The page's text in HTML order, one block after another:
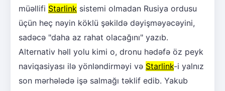
müəllifi Starlink sistemi olmadan Rusiya ordusu
üçün heç nəyin köklü şəkildə dəyişməyəcəyini,
sadəcə "daha az rahat olacağını" yazıb.
Alternativ həll yolu kimi o, dronu hədəfə öz peyk
naviqasiyası ilə yönləndirməyi və Starlink-i yalnız
son mərhələdə işə salmağı təklif edib. Yakub